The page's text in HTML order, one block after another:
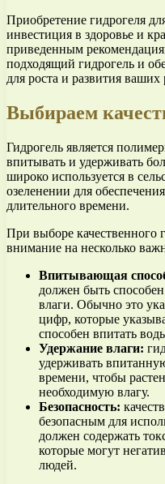
Приобретение гидрогеля
инвестиция в здоровье и
приведенным
подходящий гидрогель и
для роста и развития ваших
Выбираем
Гидрогель является
впитывать и удерживать
широко используется в
озеленении для
длительного времени.
При выборе качественного
внимание на несколько
Впитывающая
должен быть
влаги. Обычно это
цифр, которые
способен впитать
Удержание влаги:
удерживать
времени, чтобы
необходимую влагу.
Безопасность:
безопасным для
должен содержать
которые могут
людей.